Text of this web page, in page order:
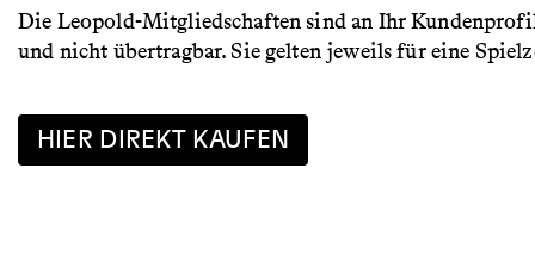
Die Leopold-Mitgliedschaften sind an Ihr
und nicht übertragbar. Sie gelten jeweils für eine
HIER DIREKT KAUFEN